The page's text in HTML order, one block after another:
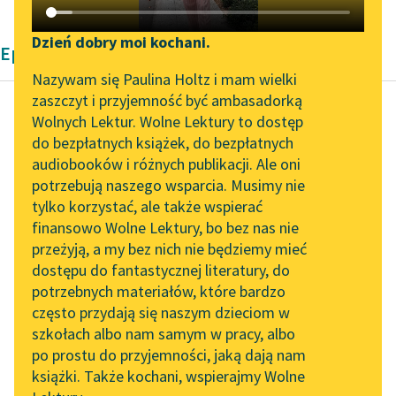
Katalog DAISY
Podkasty o książkach
Zgłoś brak utworu
Aktualności
„Prokurator Alicja Horn”
do słuchania
Byliśmy częścią AI Impact
Lab
Zapraszamy na spotkanie
online z tłumaczkami
literatury skandynawskiej
Spotkanie z Katarzyną
Tunkiel w Oslo
102. lata temu zmarł
Joseph Conrad
Narzędzia
Mapa Wolnych Lektur
Leśmianator
Przewodnik dla piszących i
czytających
API
OAI-PMH
Widget Wolnych Lektur
Przypisy
Dzień dobry moi kochani.
Nazywam się Paulina Holtz i mam wielki
zaszczyt i przyjemność być ambasadorką
Wolnych Lektur. Wolne Lektury to dostęp
do bezpłatnych książek, do bezpłatnych
audiobooków i różnych publikacji. Ale oni
potrzebują naszego wsparcia. Musimy nie
tylko korzystać, ale także wspierać
finansowo Wolne Lektury, bo bez nas nie
przeżyją, a my bez nich nie będziemy mieć
dostępu do fantastycznej literatury, do
potrzebnych materiałów, które bardzo
często przydają się naszym dzieciom w
szkołach albo nam samym w pracy, albo
po prostu do przyjemności, jaką dają nam
książki. Także kochani, wspierajmy Wolne
Epika Frances Hodgson Burnett
Frances Hodgson Burnett
Mała księżniczka
Sara zrazu nie
otwierała oczu. Czuła
się nazbyt senną, a przy
tym — o dziwo! —
było...
Czytaj więcej